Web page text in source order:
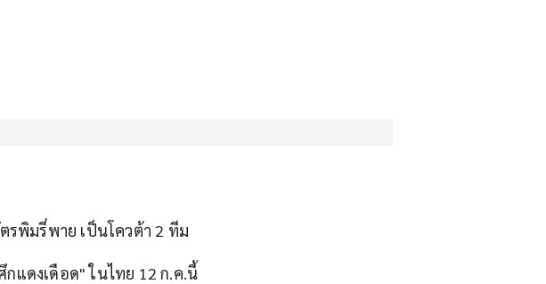
พิมรี่พาย เป็นโควต้า 2 ทีม
กแดงเดือด" ในไทย 12 ก.ค.นี้